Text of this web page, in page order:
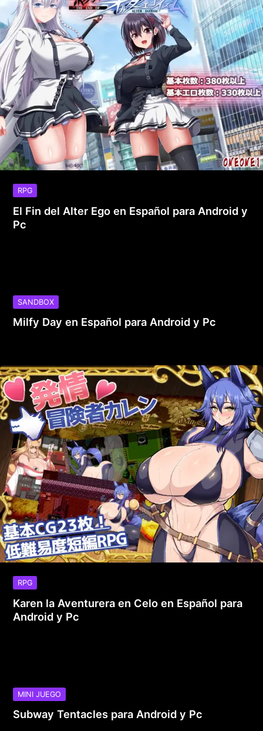
RPG
El Fin del Alter Ego en Español para Android y
Pc
SANDBOX
Milfy Day en Español para Android y Pc
RPG
Karen la Aventurera en Celo en Español para
Android y Pc
MINI JUEGO
Subway Tentacles para Android y Pc